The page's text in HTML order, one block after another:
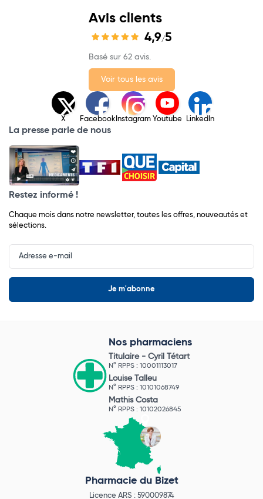
Avis clients
4,9/5
Basé sur 62 avis.
Voir tous les avis
X Facebook Instagram Youtube LinkedIn
La presse parle de nous
Restez informé !
Chaque mois dans notre newsletter, toutes les offres, nouveautés et
sélections.
Input
Newsletter
Nos pharmaciens
Titulaire - Cyril Tétart
N° RPPS : 10001113017
Louise Talleu
N° RPPS : 10101068749
Mathis Costa
N° RPPS : 10102026845
Pharmacie du Bizet
Licence ARS : 590009874